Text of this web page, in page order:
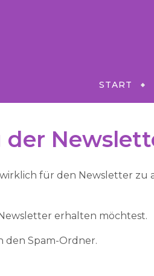
START
für den Newsletter
erhalten möchtest.
den Spam-Ordner.